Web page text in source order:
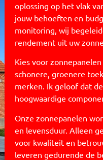
oplossing op het vlak
jouw behoeften en
monitoring, wij
rendement uit uw
Kies voor
schonere, groenere
merken. Ik geloof dat
hoogwaardige
Onze zonnepanelen
en levensduur. Alleen
voor kwaliteit en
leveren gedurende de